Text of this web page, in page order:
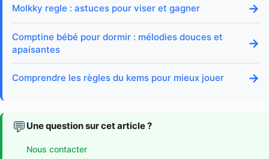
Molkky regle : astuces pour viser et gagner →
Comptine bébé pour dormir : mélodies douces et
apaisantes
→
Comprendre les règles du kems pour mieux jouer →
💬 Une question sur cet article ?
Nous contacter